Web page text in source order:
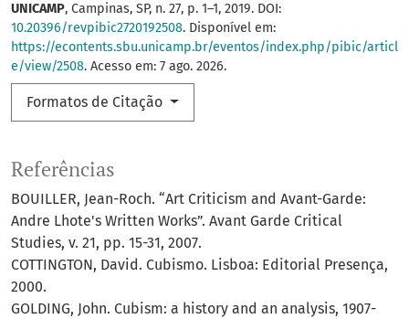
UNICAMP, Campinas, SP, n. 27, p. 1–1, 2019. DOI:
10.20396/revpibic2720192508. Disponível em:
https://econtents.sbu.unicamp.br/eventos/index.php/pibic/articl
e/view/2508. Acesso em: 7 ago. 2026.
Formatos de Citação
Referências
BOUILLER, Jean-Roch. “Art Criticism and Avant-Garde:
Andre Lhote's Written Works”. Avant Garde Critical
Studies, v. 21, pp. 15-31, 2007.
COTTINGTON, David. Cubismo. Lisboa: Editorial Presença,
2000.
GOLDING, John. Cubism: a history and an analysis, 1907-